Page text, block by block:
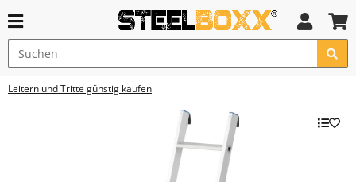
Leitern und Tritte günstig kaufen